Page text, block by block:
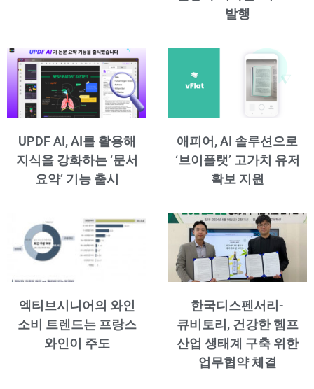
발행
UPDF AI, AI를 활용해
지식을 강화하는 ‘문서
요약’ 기능 출시
애피어, AI 솔루션으로
‘브이플랫’ 고가치 유저
확보 지원
엑티브시니어의 와인
소비 트렌드는 프랑스
와인이 주도
한국디스펜서리-
큐비토리, 건강한 헴프
산업 생태계 구축 위한
업무협약 체결